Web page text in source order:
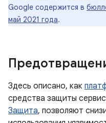
Google содержится в
май 2021 года.
Здесь описано, как
средства защиты
Защита, позволяют